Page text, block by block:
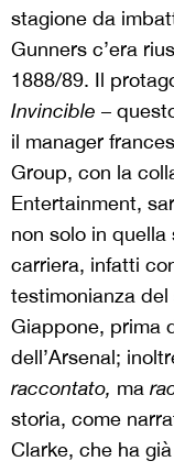
stagione da
Gunners c’era
1888/89. Il
Invincible –
il manager
Group, con la
Entertainment,
non solo in
carriera, infatti
testimonianza
Giappone, prima
dell’Arsenal;
raccontato, ma
storia, come
Clarke, che ha